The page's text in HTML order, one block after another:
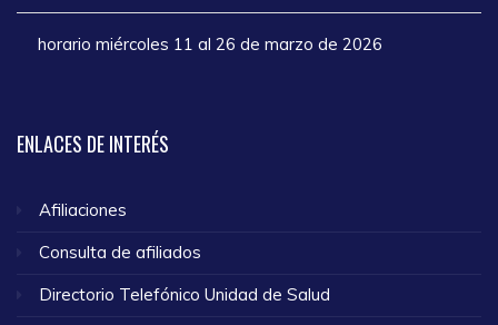
horario miércoles 11 al 26 de marzo de 2026
ENLACES DE INTERÉS
Afiliaciones
Consulta de afiliados
Directorio Telefónico Unidad de Salud